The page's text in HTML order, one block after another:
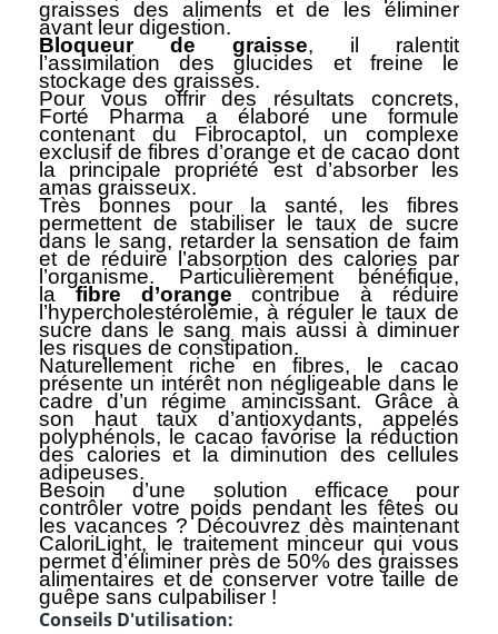
graisses des aliments et de les éliminer
avant leur digestion.
Bloqueur de graisse, il ralentit
l’assimilation des glucides et freine le
stockage des graisses.
Pour vous offrir des résultats concrets,
Forté Pharma a élaboré une formule
contenant du Fibrocaptol, un complexe
exclusif de fibres d’orange et de cacao dont
la principale propriété est d’absorber les
amas graisseux.
Très bonnes pour la santé, les fibres
permettent de stabiliser le taux de sucre
dans le sang, retarder la sensation de faim
et de réduire l’absorption des calories par
l’organisme. Particulièrement bénéfique,
lafibre d’orange contribue à réduire
l’hypercholestérolémie, à réguler le taux de
sucre dans le sang mais aussi à diminuer
les risques de constipation.
Naturellement riche en fibres, le cacao
présente un intérêt non négligeable dans le
cadre d’un régime amincissant. Grâce à
son haut taux d’antioxydants, appelés
polyphénols, le cacao favorise la réduction
des calories et la diminution des cellules
adipeuses.
Besoin d’une solution efficace pour
contrôler votre poids pendant les fêtes ou
les vacances ? Découvrez dès maintenant
CaloriLight, le traitement minceur qui vous
permet d’éliminer près de 50% des graisses
alimentaires et de conserver votre taille de
guêpe sans culpabiliser !
Conseils D'utilisation: